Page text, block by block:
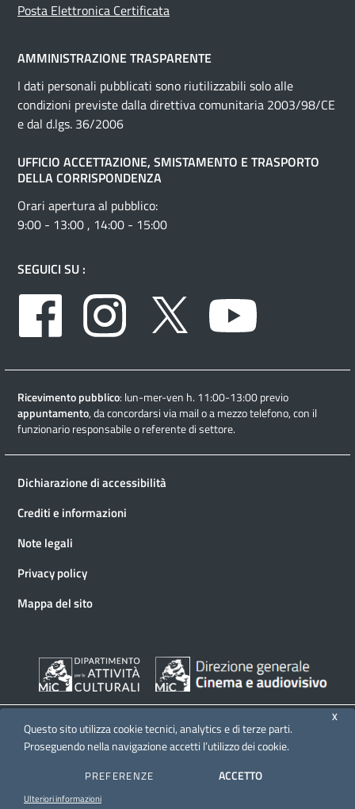
Posta Elettronica Certificata
AMMINISTRAZIONE TRASPARENTE
I dati personali pubblicati sono riutilizzabili solo alle
condizioni previste dalla direttiva comunitaria 2003/98/CE
e dal d.lgs. 36/2006
UFFICIO ACCETTAZIONE, SMISTAMENTO E TRASPORTO
DELLA CORRISPONDENZA
Orari apertura al pubblico:
9:00 - 13:00 , 14:00 - 15:00
SEGUICI SU :
Facebook
Instagram Twitter
Ricevimento pubblico: lun-mer-ven h. 11:00-13:00 previo
appuntamento, da concordarsi via mail o a mezzo telefono, con il
funzionario responsabile o referente di settore.
Dichiarazione di accessibilità
Crediti e informazioni
Note legali
Privacy policy
Mappa del sito
© 2026 Direzione generale Cinema e audiovisivo
X
Questo sito utilizza cookie tecnici, analytics e di terze parti.
Proseguendo nella navigazione accetti l’utilizzo dei cookie.
PREFERENZE ACCETTO
Ulteriori informazioni